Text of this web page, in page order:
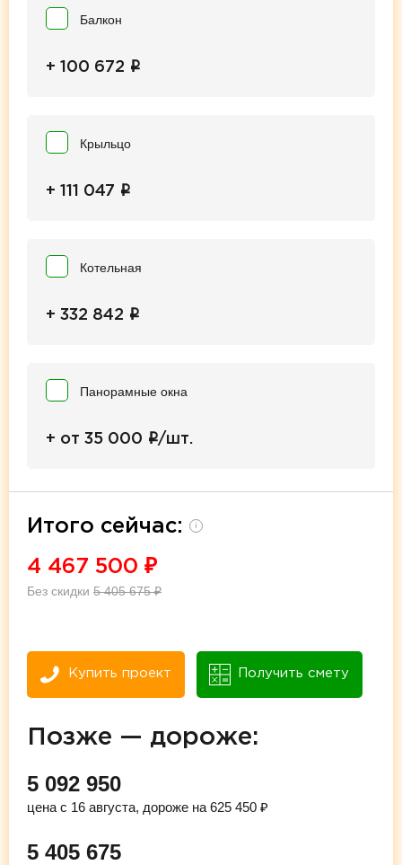
Балкон
+ 100 672 i
Крыльцо
+ 111 047 i
Котельная
+ 332 842 i
Панорамные окна
+ от 35 000 i/шт.
Итого сейчас: i
4 467 500 ₽
Без скидки 5 405 675₽
Купить проект Получить смету
Позже — дороже:
5 092 950
цена с 16 августа, дороже на 625 450 ₽
5 405 675